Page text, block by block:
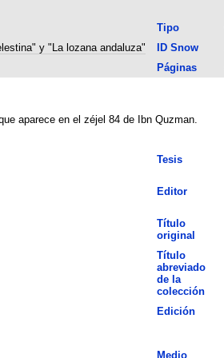
Tipo
y "La lozana andaluza" ID Snow
Páginas
aparece en el zéjel 84 de Ibn Quzman.
Tesis
Editor
Título
original
Título
abreviado
de la
colección
Edición
Medio